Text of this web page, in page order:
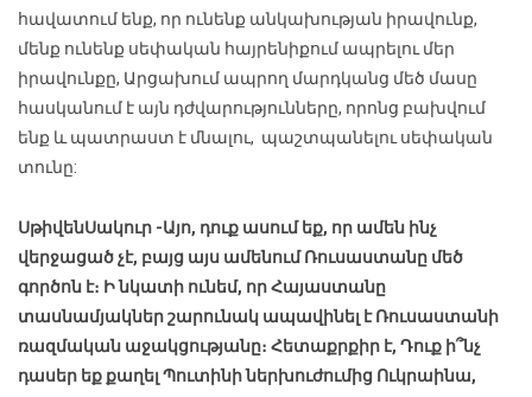
հավատում ենք, որ ունենք անկախության իրավունք,
մենք ունենք սեփական հայրենիքում ապրելու մեր
իրավունքը, Արցախում ապրող մարդկանց մեծ մասը
հասկանում է այն դժվարությունները, որոնց բախվում
ենք և պատրաստ է մնալու, պաշտպանելու սեփական
տունը:
ՍթիվենՍակուր -Այո, դուք ասում եք, որ ամեն ինչ
վերջացած չէ, բայց այս ամենում Ռուսաստանը մեծ
գործոն է։ Ի նկատի ունեմ, որ Հայաստանը
տասնամյակներ շարունակ ապավինել է Ռուսաստանի
ռազմական աջակցությանը։ Հետաքրքիր է, Դուք ի՞նչ
դասեր եք քաղել Պուտինի ներխուժումից Ուկրաինա,